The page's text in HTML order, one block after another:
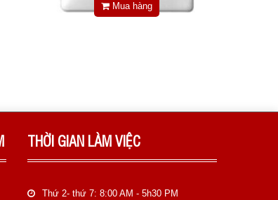
Mua hàng
THỜI GIAN LÀM VIỆC
Thứ 2- thứ 7: 8:00 AM - 5h30 PM